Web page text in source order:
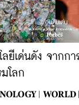
ลยีเด่นดัง จากก
โลก
| WORLD |